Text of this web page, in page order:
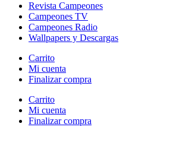
Revista Campeones
Campeones TV
Campeones Radio
Wallpapers y Descargas
Carrito
Mi cuenta
Finalizar compra
Carrito
Mi cuenta
Finalizar compra